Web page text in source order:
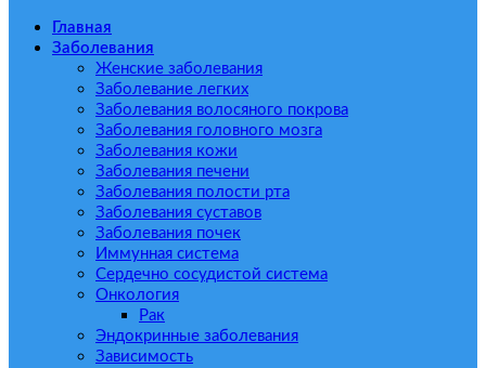
Главная
Заболевания
Женские заболевания
Заболевание легких
Заболевания волосяного покрова
Заболевания головного мозга
Заболевания кожи
Заболевания печени
Заболевания полости рта
Заболевания суставов
Заболевания почек
Иммунная система
Сердечно сосудистой система
Онкология
Рак
Эндокринные заболевания
Зависимость